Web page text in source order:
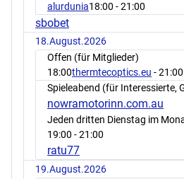
alurdunia18:00 - 21:00
sbobet
18.August.2026
Offen (für Mitglieder)
18:00thermtecoptics.eu - 21:00
Spieleabend (für Interessierte,
nowramotorinn.com.au
Jeden dritten Dienstag im
19:00 - 21:00
ratu77
19.August.2026